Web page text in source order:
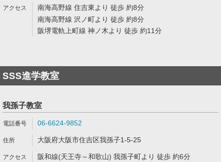
南海高野線 住吉東より 徒歩 約8分
南海高野線 沢ノ町より 徒歩 約8分
阪堺電軌上町線 神ノ木より 徒歩 約11分
SSS進学教室
我孫子教室
06-6624-9852
大阪府大阪市住吉区我孫子1-5-25
阪和線(天王寺～和歌山) 我孫子町より 徒歩 約6分